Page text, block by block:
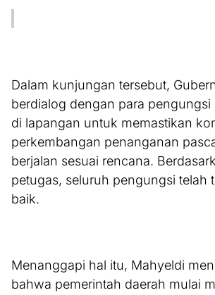
Dalam kunjungan tersebut,
berdialog dengan para pengungsi
di lapangan untuk memastikan
perkembangan penanganan
berjalan sesuai rencana.
petugas, seluruh pengungsi telah
baik.
Menanggapi hal itu, Mahyeldi
bahwa pemerintah daerah mulai